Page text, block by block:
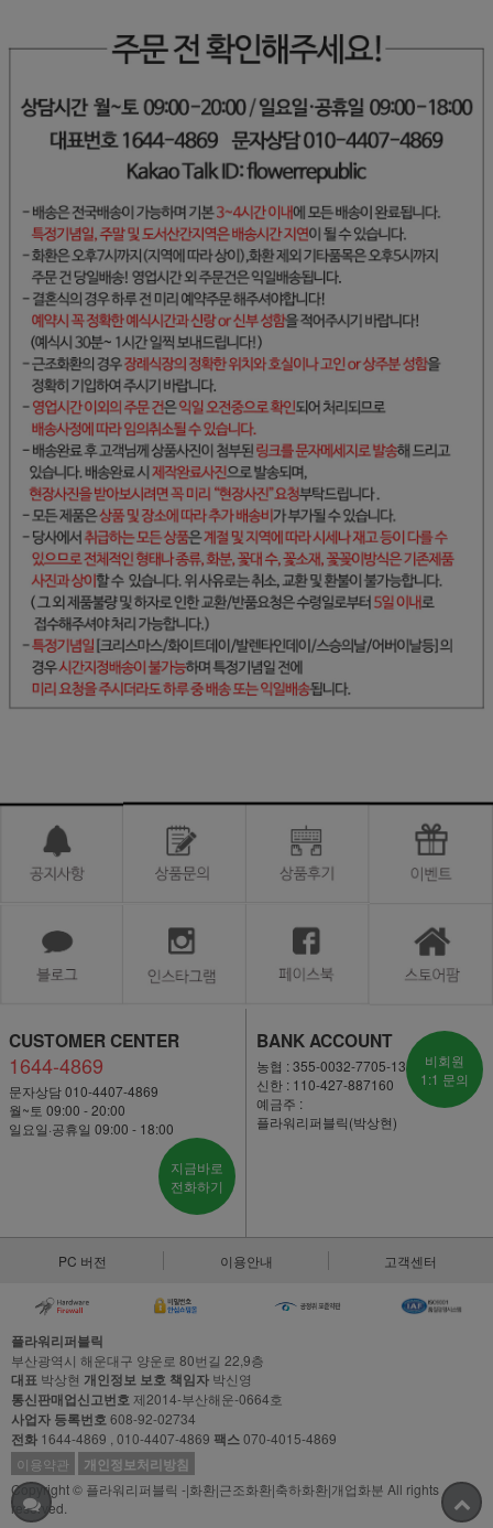
CUSTOMER CENTER
1644-4869
문자상담 010-4407-4869
월~토 09:00 - 20:00
일요일·공휴일 09:00 - 18:00
지금바로
전화하기
BANK ACCOUNT
농협 : 355-0032-7705-13
신한 : 110-427-887160
예금주 :
플라워리퍼블릭(박상현)
비회원
1:1 문의
PC 버전 이용안내 고객센터
플라워리퍼블릭
부산광역시 해운대구 양운로 80번길 22,9층
대표 박상현 개인정보 보호 책임자 박신영
통신판매업신고번호제2014-부산해운-0664호
사업자 등록번호608-92-02734
전화 1644-4869 , 010-4407-4869 팩스070-4015-4869
이용약관
개인정보처리방침
Copyright © 플라워리퍼블릭 -|화환|근조화환|축하화환|개업화분 All rights
reserved.